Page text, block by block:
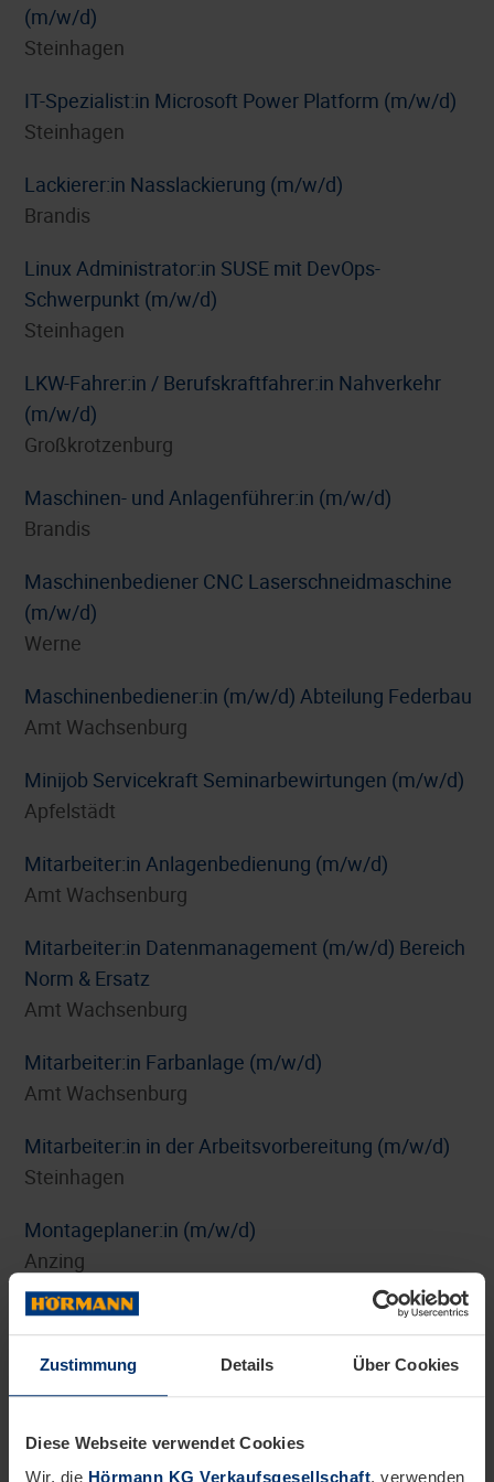
Zustimmung Details Über Cookies
Diese Webseite verwendet Cookies
Wir, die Hörmann KG Verkaufsgesellschaft, verwenden
(m/w/d)
Steinhagen
IT-Spezialist:in Microsoft Power Platform (m/w/d)
Steinhagen
Lackierer:in Nasslackierung (m/w/d)
Brandis
Linux Administrator:in SUSE mit DevOps-
Schwerpunkt (m/w/d)
Steinhagen
LKW-Fahrer:in / Berufskraftfahrer:in Nahverkehr
(m/w/d)
Großkrotzenburg
Maschinen- und Anlagenführer:in (m/w/d)
Brandis
Maschinenbediener CNC Laserschneidmaschine
(m/w/d)
Werne
Maschinenbediener:in (m/w/d) Abteilung Federbau
Amt Wachsenburg
Minijob Servicekraft Seminarbewirtungen (m/w/d)
Apfelstädt
Mitarbeiter:in Anlagenbedienung (m/w/d)
Amt Wachsenburg
Mitarbeiter:in Datenmanagement (m/w/d) Bereich
Norm & Ersatz
Amt Wachsenburg
Mitarbeiter:in Farbanlage (m/w/d)
Amt Wachsenburg
Mitarbeiter:in in der Arbeitsvorbereitung (m/w/d)
Steinhagen
Montageplaner:in (m/w/d)
Anzing
Personalreferent:in Benefits und HR-Marketing
(m/w/d)
Steinhagen